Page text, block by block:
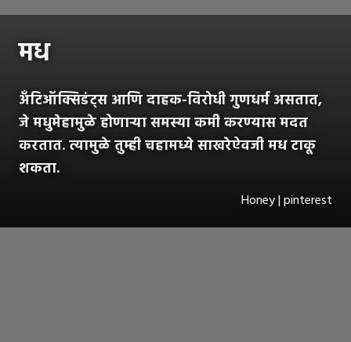
मध
अँटिऑक्सिडंट्स आणि दाहक-विरोधी गुणधर्म असतात,
जे मधुमेहामुळे होणाऱ्या समस्या कमी करण्यास मदत
करतात. त्यामुळे तुम्ही चहामध्ये साखरेऐवजी मध टाकू
शकता.
Honey | pinterest